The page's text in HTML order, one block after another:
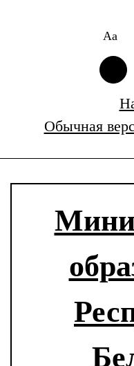
Аа
Обычная